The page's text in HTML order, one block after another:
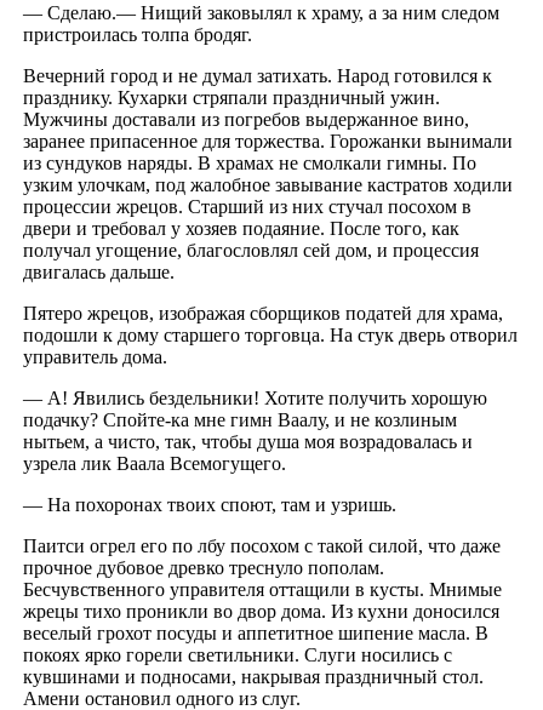
— Сделаю.— Нищий заковылял к храму, а за ним следом
пристроилась толпа бродяг.
Вечерний город и не думал затихать. Народ готовился к
празднику. Кухарки стряпали праздничный ужин.
Мужчины доставали из погребов выдержанное вино,
заранее припасенное для торжества. Горожанки вынимали
из сундуков наряды. В храмах не смолкали гимны. По
узким улочкам, под жалобное завывание кастратов ходили
процессии жрецов. Старший из них стучал посохом в
двери и требовал у хозяев подаяние. После того, как
получал угощение, благословлял сей дом, и процессия
двигалась дальше.
Пятеро жрецов, изображая сборщиков податей для храма,
подошли к дому старшего торговца. На стук дверь отворил
управитель дома.
— А! Явились бездельники! Хотите получить хорошую
подачку? Спойте-ка мне гимн Ваалу, и не козлиным
нытьем, а чисто, так, чтобы душа моя возрадовалась и
узрела лик Ваала Всемогущего.
— На похоронах твоих споют, там и узришь.
Паитси огрел его по лбу посохом с такой силой, что даже
прочное дубовое древко треснуло пополам.
Бесчувственного управителя оттащили в кусты. Мнимые
жрецы тихо проникли во двор дома. Из кухни доносился
веселый грохот посуды и аппетитное шипение масла. В
покоях ярко горели светильники. Слуги носились с
кувшинами и подносами, накрывая праздничный стол.
Амени остановил одного из слуг.